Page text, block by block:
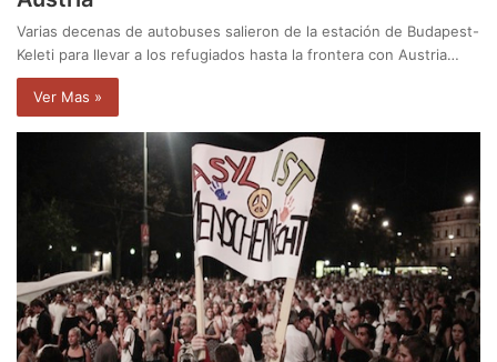
Varias decenas de autobuses salieron de la estación de Budapest-
Keleti para llevar a los refugiados hasta la frontera con Austria…
Ver Mas »